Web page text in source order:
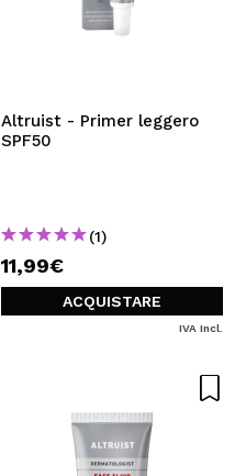
Altruist - Primer leggero
SPF50
(1)
11,99€
ACQUISTARE
IVA Incl.